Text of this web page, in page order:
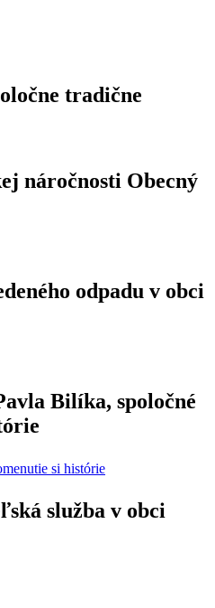
tradične
náročnosti Obecný
odpadu v obci
Bilíka, spoločné
služba v obci